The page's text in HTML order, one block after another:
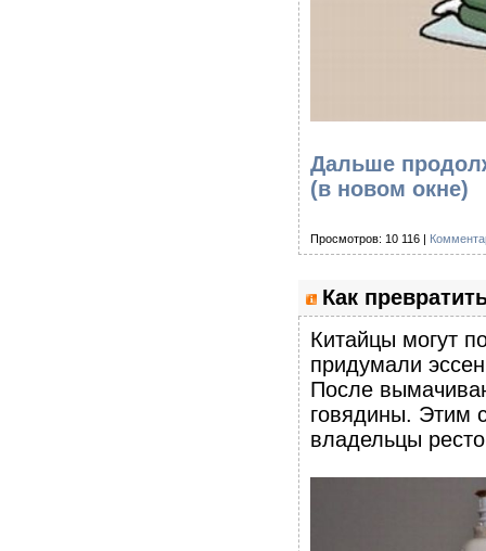
Дальше
(в новом окне)
Просмотров: 10 116 |
Как
Китайцы могут
придумали
После
говядины. Этим
владельцы